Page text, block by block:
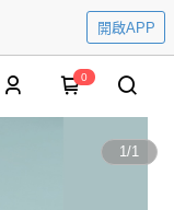
開啟APP
0
1/1